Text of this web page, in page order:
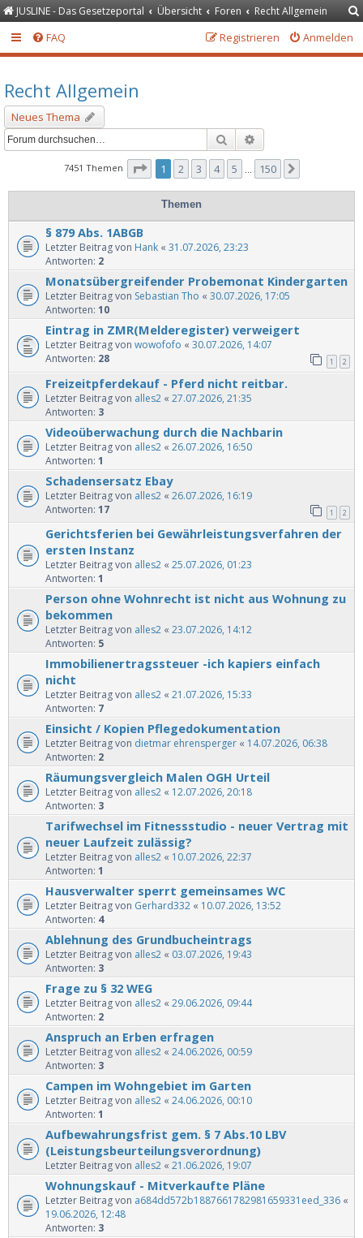
JUSLINE - Das Gesetzeportal Übersicht Foren Recht Allgemein
FAQ Anmelden
Registrieren
Recht Allgemein
Neues Thema
Suche
7451 Themen Seite 1von 150
1 2 3 4 5 150
Themen
§ 879 Abs. 1ABGB
Letzter Beitrag von Hank « 31.07.2026, 23:23
Antworten: 2
Monatsübergreifender Probemonat Kindergarten
Letzter Beitrag von Sebastian Tho « 30.07.2026, 17:05
Antworten: 10
Eintrag in ZMR(Melderegister) verweigert
Letzter Beitrag von wowofofo « 30.07.2026, 14:07
Antworten: 28 1 2
Freizeitpferdekauf - Pferd nicht reitbar.
Letzter Beitrag von alles2 « 27.07.2026, 21:35
Antworten: 3
Videoüberwachung durch die Nachbarin
Letzter Beitrag von alles2 « 26.07.2026, 16:50
Antworten: 1
Schadensersatz Ebay
Letzter Beitrag von alles2 « 26.07.2026, 16:19
Antworten: 17 1 2
Gerichtsferien bei Gewährleistungsverfahren der
ersten Instanz
Letzter Beitrag von alles2 « 25.07.2026, 01:23
Antworten: 1
Person ohne Wohnrecht ist nicht aus Wohnung zu
bekommen
Letzter Beitrag von alles2 « 23.07.2026, 14:12
Antworten: 5
Immobilienertragssteuer -ich kapiers einfach
nicht
Letzter Beitrag von alles2 « 21.07.2026, 15:33
Antworten: 7
Einsicht / Kopien Pflegedokumentation
Letzter Beitrag von dietmar ehrensperger « 14.07.2026, 06:38
Antworten: 2
Räumungsvergleich Malen OGH Urteil
Letzter Beitrag von alles2 « 12.07.2026, 20:18
Antworten: 3
Tarifwechsel im Fitnessstudio - neuer Vertrag mit
neuer Laufzeit zulässig?
Letzter Beitrag von alles2 « 10.07.2026, 22:37
Antworten: 1
Hausverwalter sperrt gemeinsames WC
Letzter Beitrag von Gerhard332 « 10.07.2026, 13:52
Antworten: 4
Ablehnung des Grundbucheintrags
Letzter Beitrag von alles2 « 03.07.2026, 19:43
Antworten: 3
Frage zu § 32 WEG
Letzter Beitrag von alles2 « 29.06.2026, 09:44
Antworten: 2
Anspruch an Erben erfragen
Letzter Beitrag von alles2 « 24.06.2026, 00:59
Antworten: 3
Campen im Wohngebiet im Garten
Letzter Beitrag von alles2 « 24.06.2026, 00:10
Antworten: 1
Aufbewahrungsfrist gem. § 7 Abs.10 LBV
(Leistungsbeurteilungsverordnung)
Letzter Beitrag von alles2 « 21.06.2026, 19:07
Wohnungskauf - Mitverkaufte Pläne
Letzter Beitrag von a684dd572b1887661782981659331eed_336 «
19.06.2026, 12:48
Antworten: 3